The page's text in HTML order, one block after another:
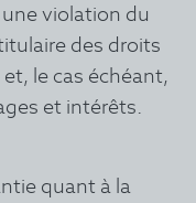
violation du
des droits
le cas échéant,
et intérêts.
quant à la